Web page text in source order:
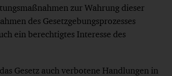
zur Wahrung dieser
des Gesetzgebungsprozesses
ein berechtigtes Interesse des
Gesetz auch verbotene Handlungen in